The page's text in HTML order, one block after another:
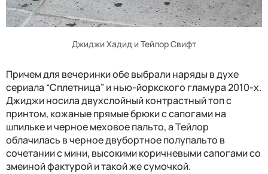
Джиджи Хадид и Тейлор Свифт
Причем для вечеринки обе выбрали наряды в духе
сериала “Сплетница” и нью-йоркского гламура 2010-х.
Джиджи носила двухслойный контрастный топ с
принтом, кожаные прямые брюки с сапогами на
шпильке и черное меховое пальто, а Тейлор
облачилась в черное двубортное полупальто в
сочетании с мини, высокими коричневыми сапогами со
змеиной фактурой и такой же сумочкой.